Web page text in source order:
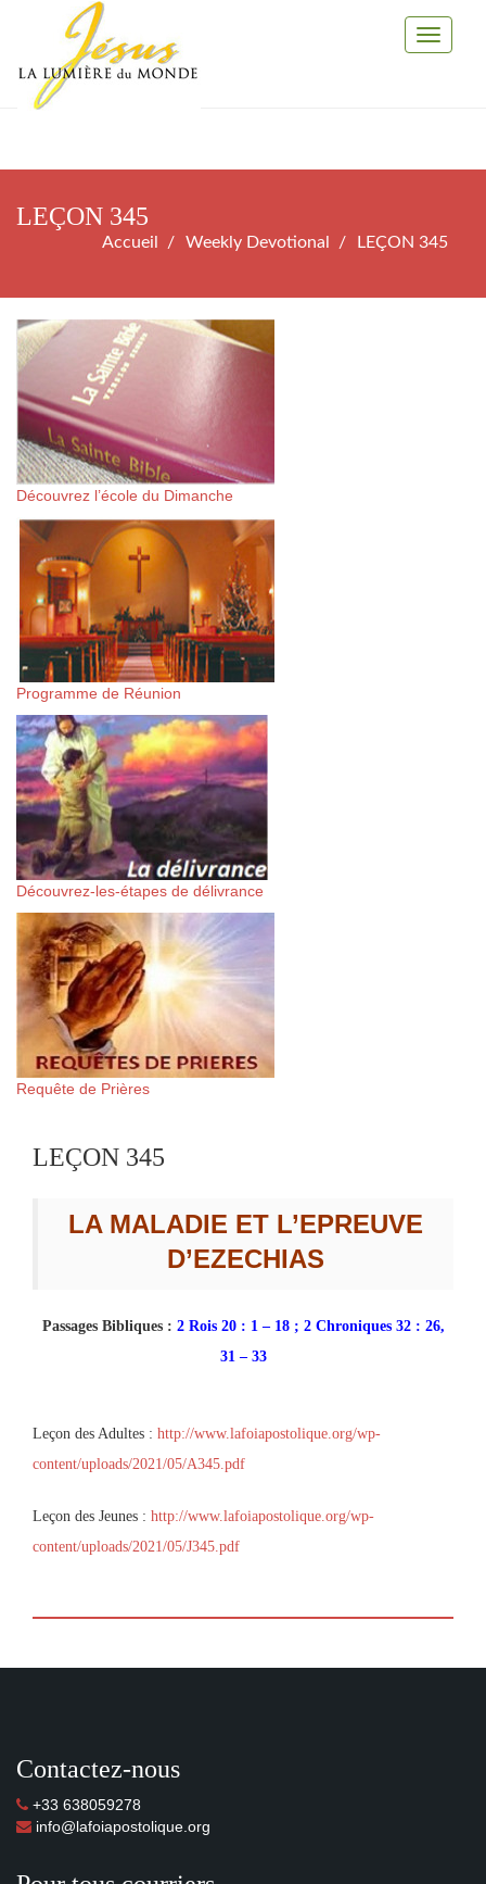
Toggle
LEÇON 345
Accueil Weekly Devotional LEÇON 345
Découvrez l’école du Dimanche
Programme de Réunion
Découvrez-les-étapes de délivrance
Requête de Prières
LEÇON 345
LA MALADIE ET L’EPREUVE
D’EZECHIAS
Passages Bibliques : 2 Rois 20 : 1 – 18 ; 2 Chroniques 32 : 26,
31 – 33
Leçon des Adultes : http://www.lafoiapostolique.org/wp-
content/uploads/2021/05/A345.pdf
Leçon des Jeunes : http://www.lafoiapostolique.org/wp-
content/uploads/2021/05/J345.pdf
Contactez-nous
+33 638059278
info@lafoiapostolique.org